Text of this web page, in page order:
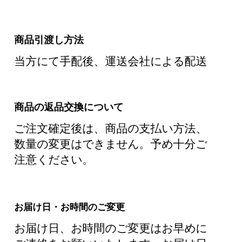
商品引渡し方法
当方にて手配後、運送会社による配送
商品の返品交換について
ご注文確定後は、商品の支払い方法、
数量の変更はできません。予め十分ご
注意ください。
お届け日・お時間のご変更
お届け日、お時間のご変更はお早めに